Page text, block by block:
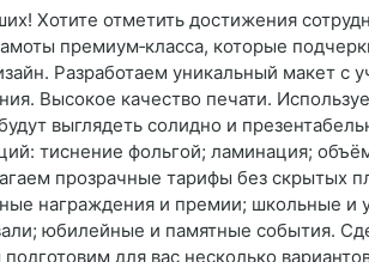
Хотите отметить достижения
премиум‑класса, которые
Разработаем уникальный макет с
Высокое качество печати.
выглядеть солидно и
тиснение фольгой; ламинация;
прозрачные тарифы без скрытых
награждения и премии; школьные и
юбилейные и памятные события.
для вас несколько